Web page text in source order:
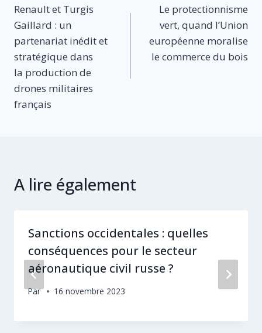
de
l’article
Renault et Turgis
Gaillard : un
partenariat inédit et
stratégique dans
la production de
drones militaires
français
Le protectionnisme
vert, quand l’Union
européenne moralise
le commerce du bois
A lire également
Sanctions occidentales : quelles
conséquences pour le secteur
aéronautique civil russe ?
Par 16 novembre 2023